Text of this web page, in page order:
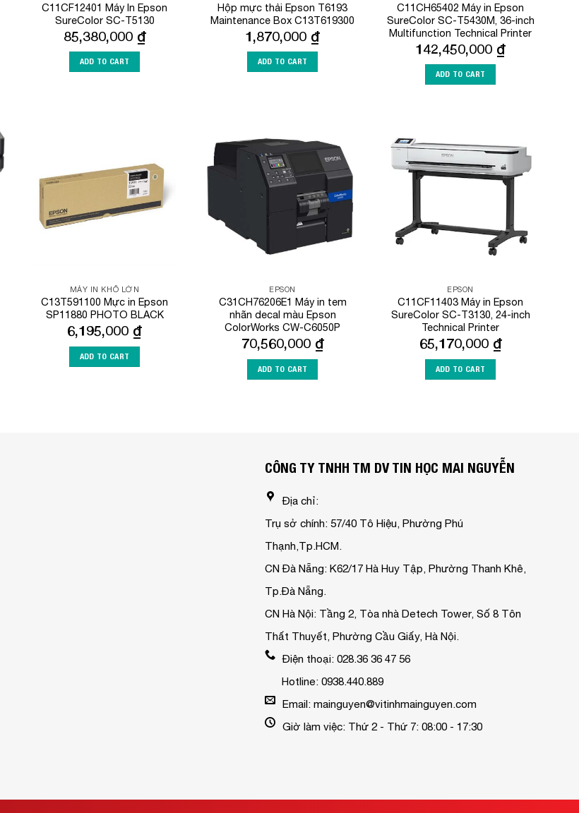
C11CF12401 Máy In Epson
SureColor SC-T5130
85,380,000 ₫
ADD TO CART
Hộp mực thải Epson T6193
Maintenance Box C13T619300
1,870,000 ₫
ADD TO CART
C11CH65402 Máy in Epson
SureColor SC-T5430M, 36-inch
Multifunction Technical Printer
142,450,000 ₫
ADD TO CART
Wishlist
MÁY IN KHỔ LỚN
C13T591100 Mực in Epson
SP11880 PHOTO BLACK
6,195,000 ₫
ADD TO CART
Add to
Wishlist
EPSON
C31CH76206E1 Máy in tem
nhãn decal màu Epson
ColorWorks CW-C6050P
70,560,000 ₫
ADD TO CART
Add to
Wishlist
EPSON
C11CF11403 Máy in Epson
SureColor SC-T3130, 24-inch
Technical Printer
65,170,000 ₫
ADD TO CART
CÔNG TY TNHH TM DV TIN HỌC MAI NGUYỄN
Địa chỉ:
Trụ sở chính: 57/40 Tô Hiệu, Phường Phú
Thạnh,Tp.HCM.
CN Đà Nẵng: K62/17 Hà Huy Tập, Phường Thanh Khê,
Tp.Đà Nẵng.
CN Hà Nội: Tầng 2, Tòa nhà Detech Tower, Số 8 Tôn
Thất Thuyết, Phường Cầu Giấy, Hà Nội.
Điện thoại: 028.36 36 47 56
Hotline: 0938.440.889
Email: mainguyen@vitinhmainguyen.com
Giờ làm việc: Thứ 2 - Thứ 7: 08:00 - 17:30